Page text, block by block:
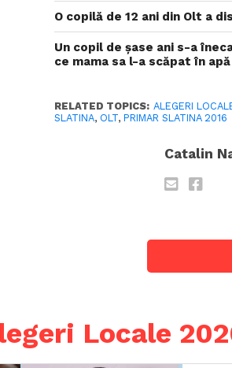
O copilă de 12 ani din Olt a
Un copil de șase ani s-a
ce mama sa l-a scăpat în apă
RELATED TOPICS: ALEGERI
SLATINA, OLT,PRIMAR SLATINA 2016
Catalin
Locale